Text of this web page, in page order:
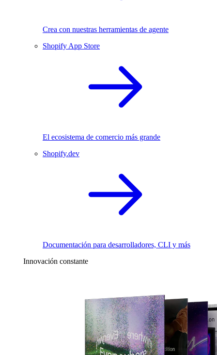
Crea con nuestras herramientas de agente
Shopify App Store
El ecosistema de comercio más grande
Shopify.dev
Documentación para desarrolladores, CLI y más
Innovación constante